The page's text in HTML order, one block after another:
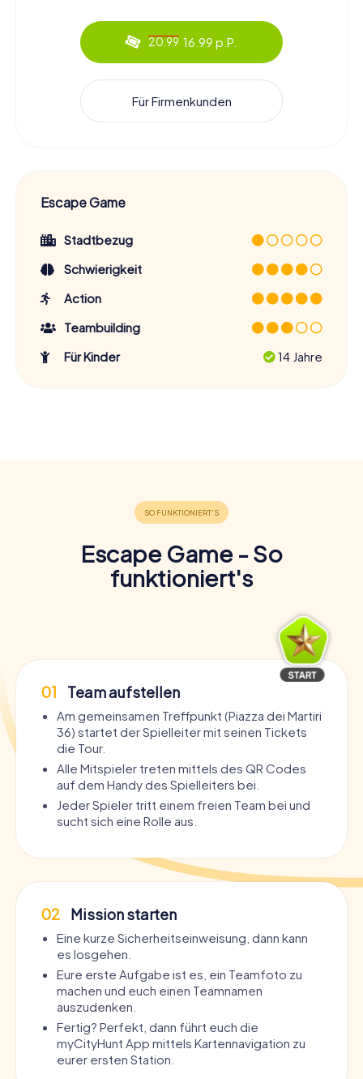
20.99 16.99 p.P.
Für Firmenkunden
Escape Game
Stadtbezug
Schwierigkeit
Action
Teambuilding
Für Kinder
14 Jahre
Escape Game - So
funktioniert's
01 Team aufstellen
Am gemeinsamen Treffpunkt (Piazza dei Martiri
36) startet der Spielleiter mit seinen Tickets
die Tour.
Alle Mitspieler treten mittels des QR Codes
auf dem Handy des Spielleiters bei.
Jeder Spieler tritt einem freien Team bei und
sucht sich eine Rolle aus.
02 Mission starten
Eine kurze Sicherheitseinweisung, dann kann
es losgehen.
Eure erste Aufgabe ist es, ein Teamfoto zu
machen und euch einen Teamnamen
auszudenken.
Fertig? Perfekt, dann führt euch die
myCityHunt App mittels Kartennavigation zu
eurer ersten Station.